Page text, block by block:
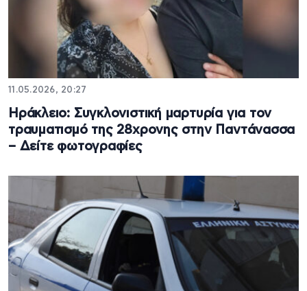
11.05.2026, 20:27
Ηράκλειο: Συγκλονιστική μαρτυρία για τον
τραυματισμό της 28χρονης στην Παντάνασσα
– Δείτε φωτογραφίες